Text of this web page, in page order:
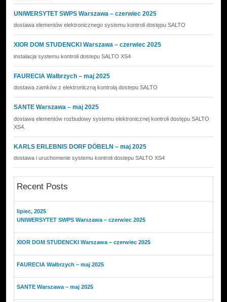
UNIWERSYTET SWPS Warszawa – czerwiec 2025
dostawa elementów elektronicznego systemu kontroli dostępu SALTO
XIOR DOM STUDENCKI Warszawa – czerwiec 2025
instalacja systemu kontroli dostepu SALTO XS4
FAURECIA Wałbrzych – maj 2025
dostawa zamków z elektroniczną kontrolą dostepu SALTO
SANTE Warszawa – maj 2025
dostawa elementów rozbudowy systemu elektronicznej kontroli dostępu SALTO
XS4.
KARLS ERLEBNIS DORF DÖBELN – maj 2025
dostawa i uruchomenie systemu kontroli dostepu SALTO XS4
Recent Posts
lipiec, 2025
UNIWERSYTET SWPS Warszawa – czerwiec 2025
XIOR DOM STUDENCKI Warszawa – czerwiec 2025
FAURECIA Wałbrzych – maj 2025
SANTE Warszawa – maj 2025